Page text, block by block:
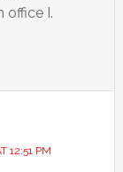
office I.
12:51 PM